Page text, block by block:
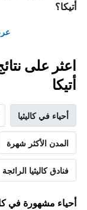
أتيكا؟
اعثر على
أتيكا
أحياء في كاليثيا
المدن الأكثر شهرة
فنادق كاليثيا الرائجة
أحياء مشهورة في